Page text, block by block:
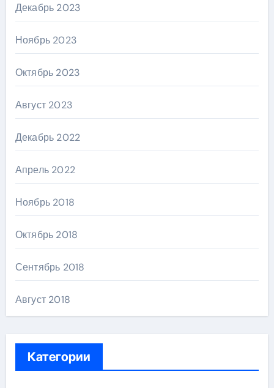
Декабрь 2023
Ноябрь 2023
Октябрь 2023
Август 2023
Декабрь 2022
Апрель 2022
Ноябрь 2018
Октябрь 2018
Сентябрь 2018
Август 2018
Категории